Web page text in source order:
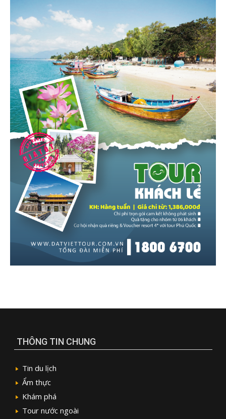
THÔNG TIN CHUNG
Tin du lịch
Ẩm thực
Khám phá
Tour nước ngoài